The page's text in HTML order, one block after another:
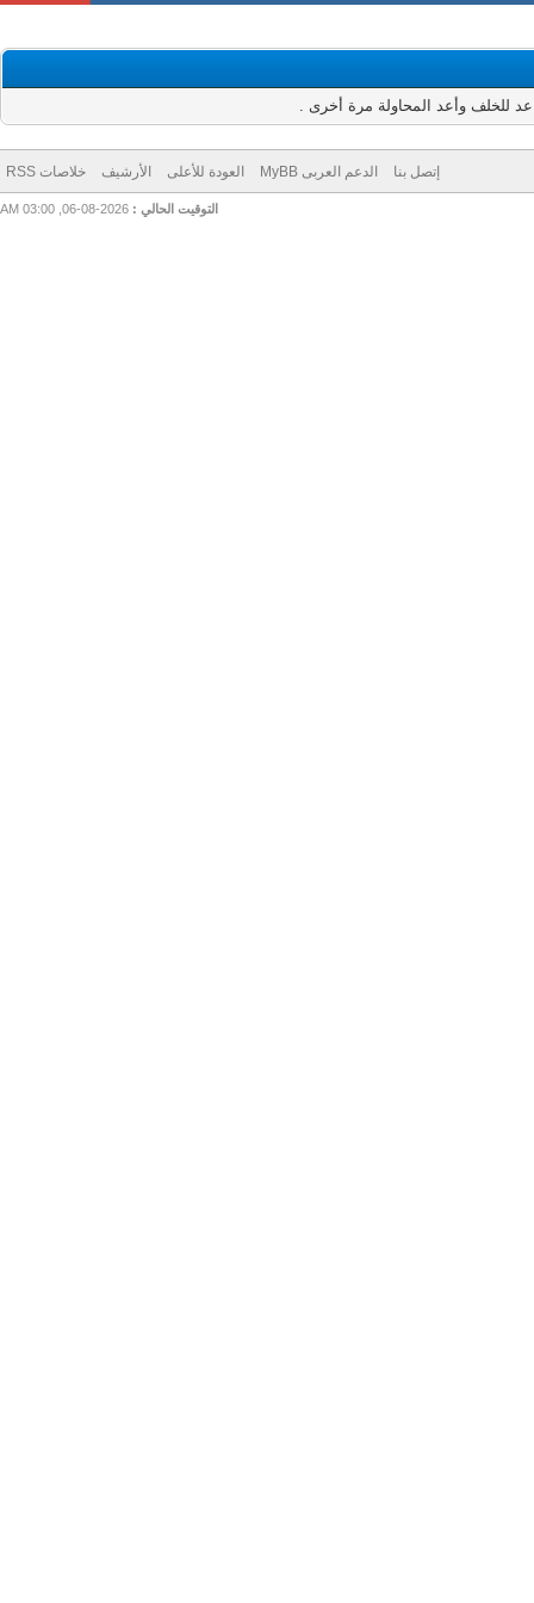
وأعد المحاولة مرة أخرى .
إتصل بنا الدعم العربى MyBB العودة للأعلى الأرشيف خلاصات RSS
التوقيت الحالي :2026-08-06, 03:00 AM